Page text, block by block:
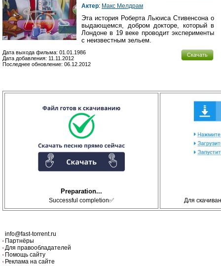
Актер: Макс Мелдрам
Эта история Роберта Льюиса Стивенсона о
выдающемся, добром докторе, который в
Лондоне в 19 веке проводит эксперименты
с неизвестным зельем.
Скачать
Дата выхода фильма: 01.01.1986
Дата добавления: 11.11.2012
Последнее обновление: 06.12.2012
Preparation...
Successful completion✅ Для
info@fast-torrent.ru
Партнёры
Для правообладателей
Помощь сайту
Реклама на сайте